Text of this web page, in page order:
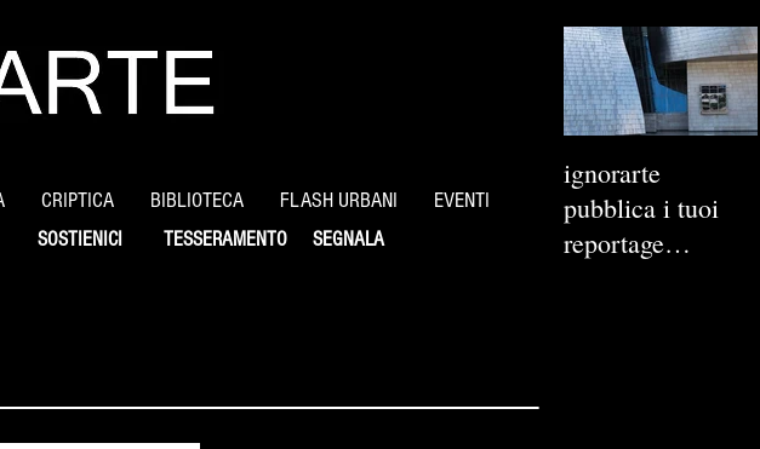
CRIPTICA BIBLIOTECA FLASH URBANI EVENTI
SOSTIENICI SEGNALA
TESSERAMENTO
ignorarte
pubblica i tuoi
reportage